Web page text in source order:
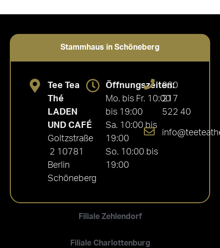
Stammhaus in Schöneberg
Filiale Zehlendorf
Filiale Charlottenburg
Tee Tea
Thé
LADEN
UND CAFÉ
Goltzstraße
2 10781
Berlin
Schöneberg
Öffnungszeiten:
Mo. bis Fr. 10:00
bis 19:00
Sa. 10:00 bis
19:00
So. 10:00 bis
19:00
030
217
522 40